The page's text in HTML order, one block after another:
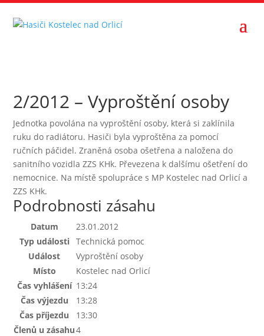
2/2012 – Vyproštění osoby
Jednotka povolána na vyproštění osoby, která si zaklínila
ruku do radiátoru. Hasiči byla vyproštěna za pomocí
ručních páčidel. Zraněná osoba ošetřena a naložena do
sanitního vozidla ZZS KHk. Převezena k dalšímu ošetření do
nemocnice. Na místě spolupráce s MP Kostelec nad Orlicí a
ZZS KHk.
Podrobnosti zásahu
Datum
23.01.2012
Typ události
Technická pomoc
Událost
Vyproštění osoby
Místo
Kostelec nad Orlicí
Čas vyhlášení 13:24
Čas výjezdu
13:28
Čas příjezdu
13:30
Členů u zásahu4